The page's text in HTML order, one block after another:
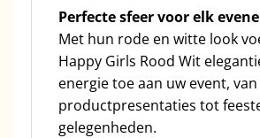
Perfecte sfeer voor elk
Met hun rode en witte look
Happy Girls Rood Wit
energie toe aan uw event, van
productpresentaties tot
gelegenheden.